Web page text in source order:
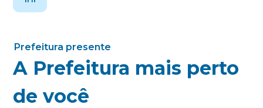
Prefeitura presente
A Prefeitura mais perto
de você